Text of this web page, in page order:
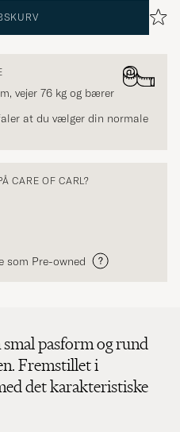
vejer 76 kg og bærer
at du vælger din normale
CARE OF CARL?
som Pre-owned
pasform og rund
Fremstillet i
det karakteristiske